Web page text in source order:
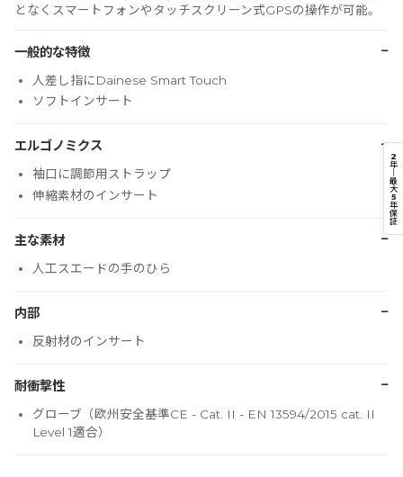
となくスマートフォンやタッチスクリーン式GPSの操作が可能。
一般的な特徴 −
人差し指にDainese Smart Touch
ソフトインサート
エルゴノミクス −
袖口に調節用ストラップ
伸縮素材のインサート
主な素材 −
人工スエードの手のひら
内部 −
反射材のインサート
耐衝撃性 −
グローブ（欧州安全基準CE - Cat. II - EN 13594/2015 cat. II
Level 1適合）
2
年
｜
最
大
5
年
保
証